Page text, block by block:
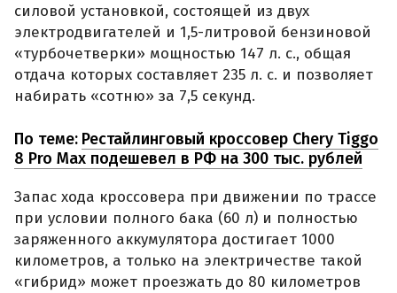
силовой установкой, состоящей из двух
электродвигателей и 1,5-литровой бензиновой
«турбочетверки» мощностью 147 л. с., общая
отдача которых составляет 235 л. с. и позволяет
набирать «сотню» за 7,5 секунд.
По теме: Рестайлинговый кроссовер Chery Tiggo
8 Pro Max подешевел в РФ на 300 тыс. рублей
Запас хода кроссовера при движении по трассе
при условии полного бака (60 л) и полностью
заряженного аккумулятора достигает 1000
километров, а только на электричестве такой
«гибрид» может проезжать до 80 километров